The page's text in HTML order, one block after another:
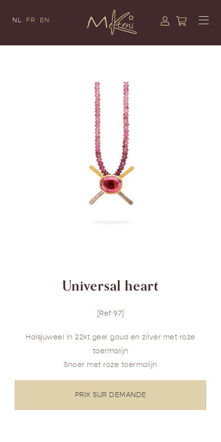
NL FR EN
Universal heart
[Ref 97]
Halsjuweel in 22kt geel goud en zilver met roze
toermalijn
Snoer met roze toermalijn
PRIX SUR DEMANDE